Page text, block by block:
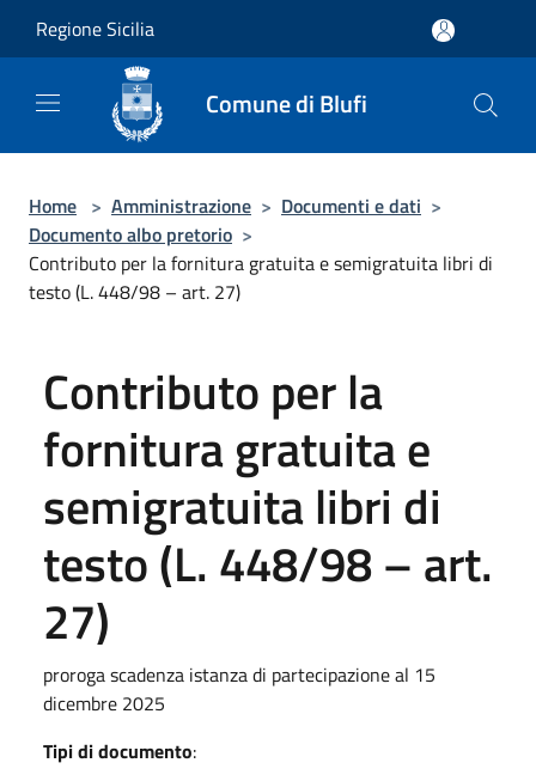
Regione Sicilia
Comune di Blufi
Home > Amministrazione > Documenti e dati >
Documento albo pretorio >
Contributo per la fornitura gratuita e semigratuita libri di
testo (L. 448/98 – art. 27)
Contributo per la
fornitura gratuita e
semigratuita libri di
testo (L. 448/98 – art.
27)
proroga scadenza istanza di partecipazione al 15
dicembre 2025
Tipi di documento: